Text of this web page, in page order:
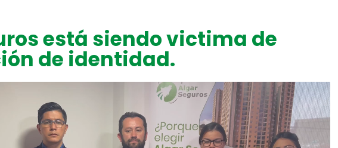
está siendo victima de
de identidad.